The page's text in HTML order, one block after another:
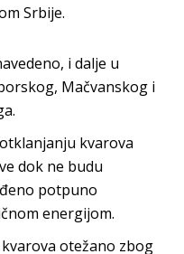
Srbije.
i dalje u
Mačvanskog i
kvarova
dok ne budu
potpuno
energijom.
otežano zbog